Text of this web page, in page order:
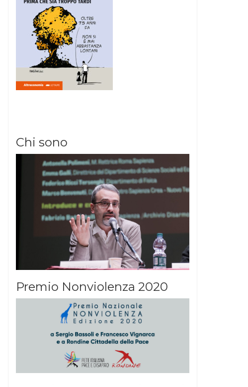
Chi sono
Premio Nonviolenza 2020